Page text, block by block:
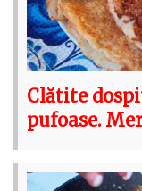
Clătite
pufoase.